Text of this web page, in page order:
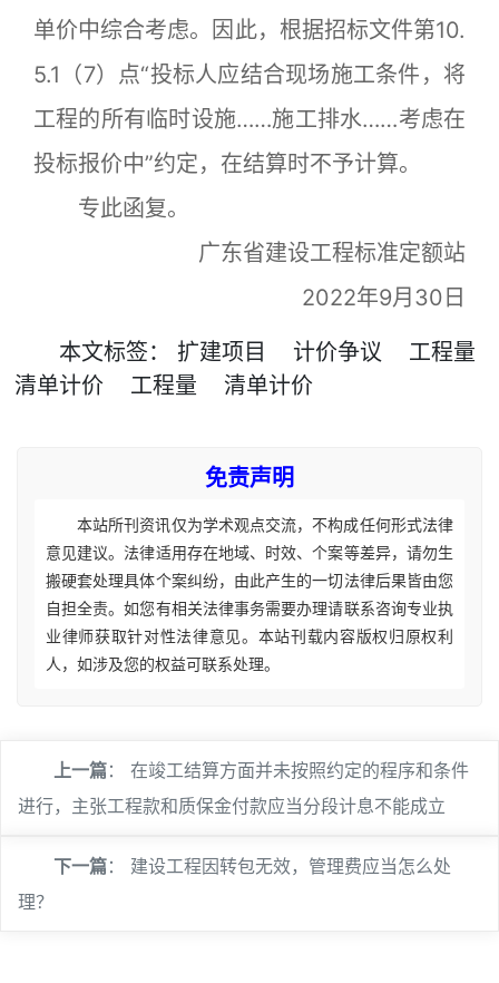
单价中综合考虑。因此，根据招标文件第10.
5.1（7）点“投标人应结合现场施工条件，将
工程的所有临时设施……施工排水……考虑在
投标报价中”约定，在结算时不予计算。
专此函复。
广东省建设工程标准定额站
2022年9月30日
本文标签： 扩建项目 计价争议
工程量
清单计价
工程量 清单计价
免责声明
本站所刊资讯仅为学术观点交流，不构成任何形式法律
意见建议。法律适用存在地域、时效、个案等差异，请勿生
搬硬套处理具体个案纠纷，由此产生的一切法律后果皆由您
自担全责。如您有相关法律事务需要办理请联系咨询专业执
业律师获取针对性法律意见。本站刊载内容版权归原权利
人，如涉及您的权益可联系处理。
上一篇： 在竣工结算方面并未按照约定的程序和条件
进行，主张工程款和质保金付款应当分段计息不能成立
下一篇： 建设工程因转包无效，管理费应当怎么处
理？